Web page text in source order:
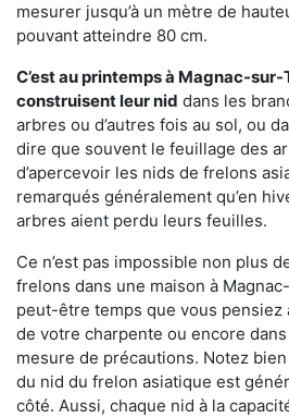
mesurer jusqu’à un mètre de
pouvant atteindre 80 cm.
C’est au printemps à Magnac-sur-
construisent leur nid dans les
arbres ou d’autres fois au sol, ou
dire que souvent le feuillage des
d’apercevoir les nids de frelons
remarqués généralement qu’en
arbres aient perdu leurs feuilles.
Ce n’est pas impossible non plus
frelons dans une maison à
peut-être temps que vous pensiez
de votre charpente ou encore
mesure de précautions. Notez bien
du nid du frelon asiatique est
côté. Aussi, chaque nid à la